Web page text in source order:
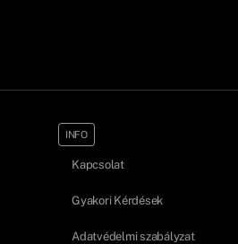
INFO
Kapcsolat
Gyakori Kérdések
Adatvédelmi szabályzat